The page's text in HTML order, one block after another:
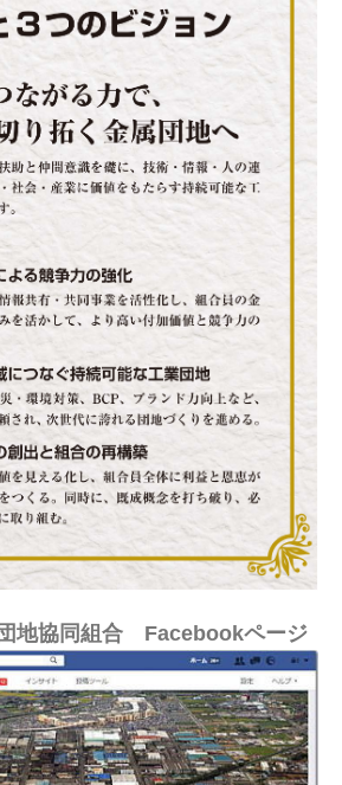
地協同組合 Facebookページ